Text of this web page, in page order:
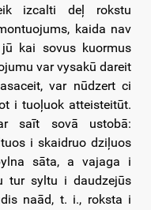
izcalti deļ rokstu
kaida nav
kai sovus kuormus
var vysakū dareit
var nūdzert ci
i tuoļuok atteisteitūt.
saīt sovā ustobā:
i skaidruo dziļuos
sāta, a vajaga i
tur syltu i daudzejūs
naād, t. i., roksta i